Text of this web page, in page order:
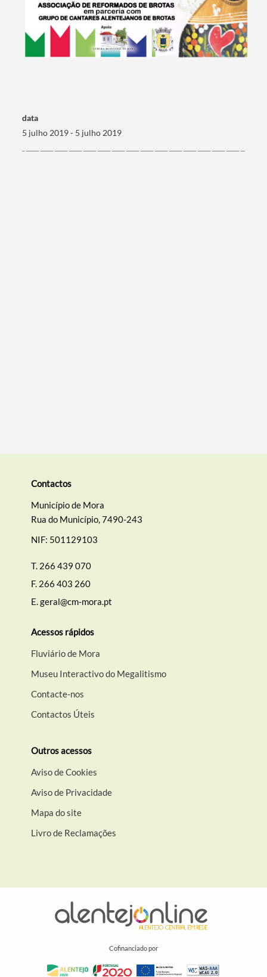
data
5 julho 2019 - 5 julho 2019
Contactos
Município de Mora
Rua do Município, 7490-243
NIF: 501129103
T. 266 439 070
F. 266 403 260
E.geral@cm-mora.pt
Acessos rápidos
Fluviário de Mora
Museu Interactivo do Megalitismo
Contacte-nos
Contactos Úteis
Outros acessos
Aviso de Cookies
Aviso de Privacidade
Mapa do site
Livro de Reclamações
Cofinanciado por